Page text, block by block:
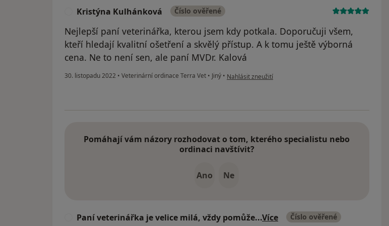
Kristýna Kulhánková Číslo ověřené
Nejlepší paní veterinářka, kterou jsem kdy potkala. Doporučuji všem,
kteří hledají kvalitní ošetření a skvělý přístup. A k tomu ještě výborná
cena. Ne to není sen, ale paní MVDr. Kalová
30. listopadu 2022 • Veterinární ordinace Terra Vet • Jiný • podle názoru uživatele Kristýna Kulhánková
Nahlásit zneužití
Pomáhají vám názory rozhodovat o tom, kterého specialistu nebo
ordinaci navštívit?
Ano Ne
Paní veterinářka je velice milá, vždy pomůže...Více Číslo ověřené